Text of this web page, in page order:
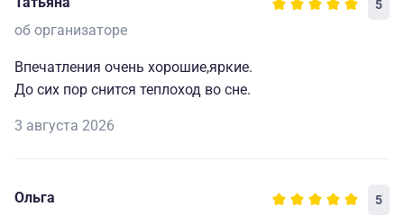
5
об организаторе
Впечатления очень хорошие,яркие.
До сих пор снится теплоход во сне.
3 августа 2026
Ольга 5